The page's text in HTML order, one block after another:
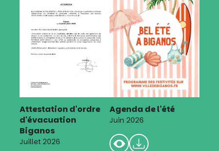
Attestation d'ordre
d'évacuation
Biganos
Juillet 2026
Agenda de l'été
Juin 2026